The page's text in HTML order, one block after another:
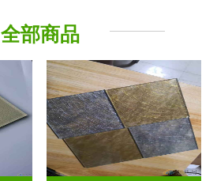
屏风背景墙
全部商品